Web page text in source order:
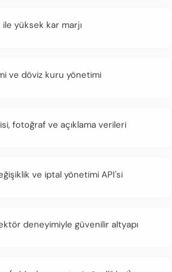
yüksek kar marjı
ve döviz kuru yönetimi
fotoğraf ve açıklama verileri
ve iptal yönetimi API'si
deneyimiyle güvenilir altyapı